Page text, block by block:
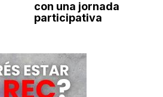
con una jornada
participativa